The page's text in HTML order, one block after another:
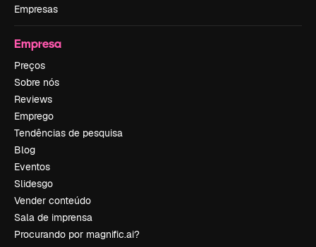
Empresas
Empresa
Preços
Sobre nós
Reviews
Emprego
Tendências de pesquisa
Blog
Eventos
Slidesgo
Vender conteúdo
Sala de imprensa
Procurando por magnific.ai?